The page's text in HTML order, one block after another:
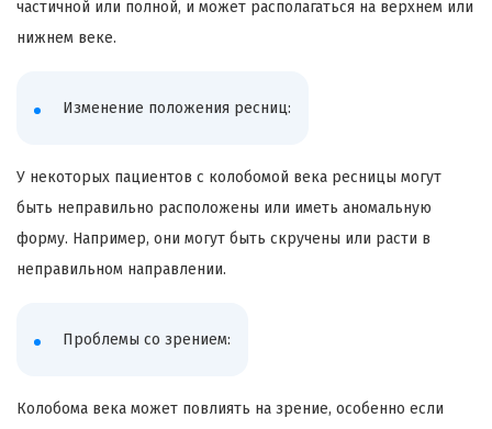
частичной или полной, и может располагаться на верхнем или
нижнем веке.
Изменение положения ресниц:
У некоторых пациентов с колобомой века ресницы могут
быть неправильно расположены или иметь аномальную
форму. Например, они могут быть скручены или расти в
неправильном направлении.
Проблемы со зрением:
Колобома века может повлиять на зрение, особенно если